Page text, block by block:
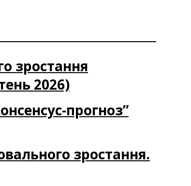
зростання
2026)
прогноз”
зростання.